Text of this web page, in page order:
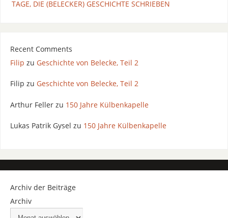
TAGE, DIE (BELECKER) GESCHICHTE SCHRIEBEN
Recent Comments
Filip zu Geschichte von Belecke, Teil 2
Filip zu Geschichte von Belecke, Teil 2
Arthur Fellerzu 150 Jahre Külbenkapelle
Lukas Patrik Gysel zu 150 Jahre Külbenkapelle
Archiv der Beiträge
Archiv